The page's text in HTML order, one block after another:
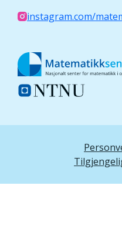
instagram.com/